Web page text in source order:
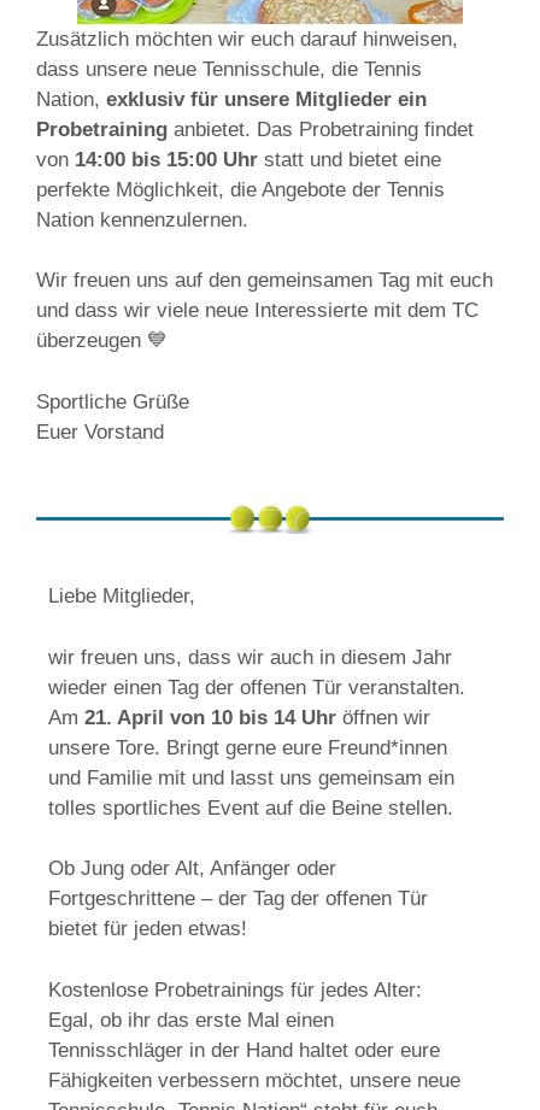
Zusätzlich möchten wir euch darauf hinweisen,
dass unsere neue Tennisschule, die Tennis
Nation, exklusiv für unsere Mitglieder ein
Probetraining anbietet. Das Probetraining findet
von 14:00 bis 15:00 Uhr statt und bietet eine
perfekte Möglichkeit, die Angebote der Tennis
Nation kennenzulernen.
Wir freuen uns auf den gemeinsamen Tag mit euch
und dass wir viele neue Interessierte mit dem TC
überzeugen 💙
Sportliche Grüße
Euer Vorstand
Liebe Mitglieder,
wir freuen uns, dass wir auch in diesem Jahr
wieder einen Tag der offenen Tür veranstalten.
Am 21. April von 10 bis 14 Uhr öffnen wir
unsere Tore. Bringt gerne eure Freund*innen
und Familie mit und lasst uns gemeinsam ein
tolles sportliches Event auf die Beine stellen.
Ob Jung oder Alt, Anfänger oder
Fortgeschrittene – der Tag der offenen Tür
bietet für jeden etwas!
Kostenlose Probetrainings für jedes Alter:
Egal, ob ihr das erste Mal einen
Tennisschläger in der Hand haltet oder eure
Fähigkeiten verbessern möchtet, unsere neue